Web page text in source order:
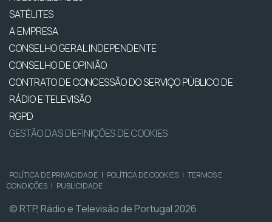
SATÉLITES
A EMPRESA
CONSELHO GERAL INDEPENDENTE
CONSELHO DE OPINIÃO
CONTRATO DE CONCESSÃO DO SERVIÇO PÚBLICO DE
RÁDIO E TELEVISÃO
RGPD
GESTÃO DAS DEFINIÇÕES DE COOKIES
POLÍTICA DE PRIVACIDADE | POLÍTICA DE COOKIES | TERMOS E
CONDIÇÕES | PUBLICIDADE
© RTP, Rádio e Televisão de Portugal 2026